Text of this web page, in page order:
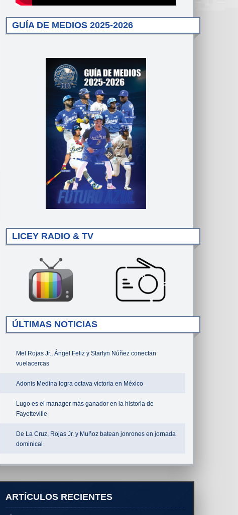
GUÍA DE MEDIOS 2025-2026
LICEY RADIO & TV
ÚLTIMAS NOTICIAS
Mel Rojas Jr., Ángel Feliz y Starlyn Núñez conectan
vuelacercas
Adonis Medina logra octava victoria en México
Lugo es el manager más ganador en la historia de
Fayetteville
De La Cruz, Rojas Jr. y Muñoz batean jonrones en jornada
dominical
ARTÍCULOS RECIENTES